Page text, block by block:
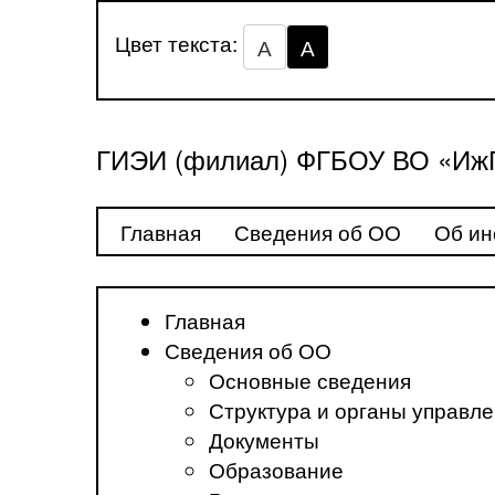
Цвет текста: А А
ГИЭИ (филиал) ФГБОУ ВО
Главная Сведения об ОО Об
Главная
Сведения об ОО
Основные сведения
Структура и органы
Документы
Образование